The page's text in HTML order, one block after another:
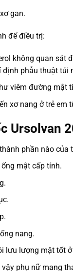
gan.
để điều trị:
không quan sát
định phẫu thuật túi
viêm đường mật
xơ nang ở trẻ em
Ursolvan
phần nào
mật cấp tính.
nang.
lưu lượng mật tốt
phụ nữ mang